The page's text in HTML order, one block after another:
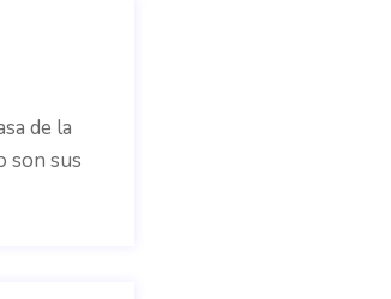
de la
son sus